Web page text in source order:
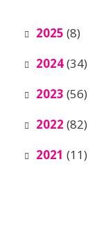
2025 (8)
2024(34)
2023 (56)
2022 (82)
2021 (11)